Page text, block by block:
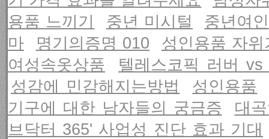
용품 느끼기
중년 미시털
중년여
마
명기의증명 010
성인용품 자
여성속옷상품
텔레스코픽 러버
성감에 민감해지는방법
성인용품
기구에 대한 남자들의 궁금증
대
브닥터 365' 사업성 진단 효과 기대